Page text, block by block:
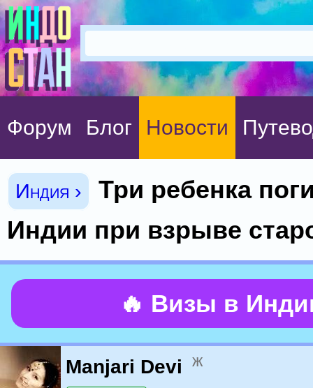
Форум Блог Новости
Индия ›
Три ребенка
Индии при взрыве
🔥 Визы в
Manjari Devi ж